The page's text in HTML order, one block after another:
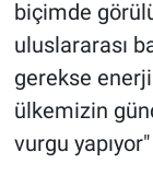
biçimde
uluslararası
gerekse
ülkemizin
vurgu